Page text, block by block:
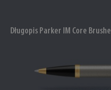
Długopis Parker IM Core